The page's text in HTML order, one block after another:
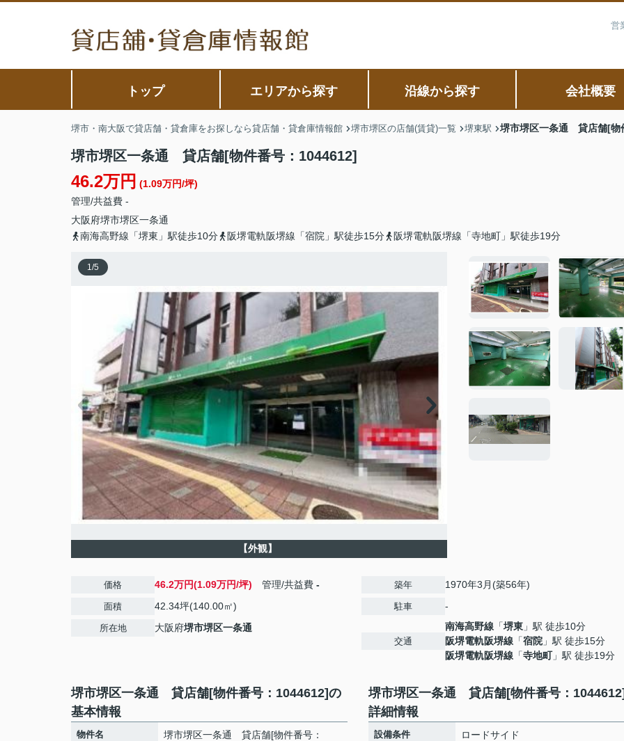
営
トップ エリアから探す 沿線から探す 会社概要
堺市・南大阪で貸店舗・貸倉庫をお探しなら貸店舗・貸倉庫情報館 堺市堺区の店舗(賃貸)一覧 堺東駅 堺市堺区一条通 貸店舗[物
堺市堺区一条通 貸店舗[物件番号：1044612]
46.2万円 (1.09万円/坪)
管理/共益費 -
大阪府堺市堺区一条通
南海高野線「堺東」駅徒歩10分
阪堺電軌阪堺線「宿院」駅徒歩15分 阪堺電軌阪堺線「寺地町」駅徒歩19分
1/5
【外観】
価格 46.2万円(1.09万円/坪) 管理/共益費 -
面積 42.34坪(140.00㎡)
所在地 大阪府堺市堺区一条通
築年 1970年3月(築56年)
駐車 -
交通
南海高野線 「堺東 」駅 徒歩10分
阪堺電軌阪堺線 「宿院 」駅 徒歩15分
阪堺電軌阪堺線 「寺地町」駅 徒歩19分
堺市堺区一条通 貸店舗[物件番号：1044612]の
基本情報
物件名
堺市堺区一条通 貸店舗[物件番号：
堺市堺区一条通 貸店舗[物件番号：
詳細情報
設備条件
ロードサイド